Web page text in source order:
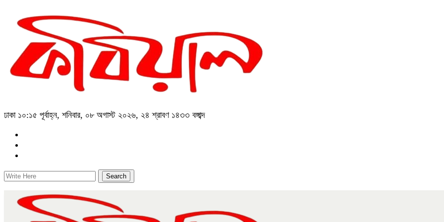
ঢাকা ১০:১৫ পূর্বাহ্ন, শনিবার, ০৮ অগাস্ট ২০২৬, ২৪ শ্রাবণ ১৪৩৩ বঙ্গাব্দ